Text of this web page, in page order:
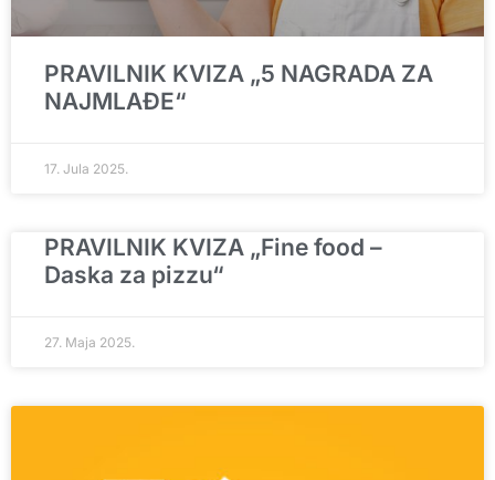
PRAVILNIK KVIZA „5 NAGRADA ZA
NAJMLAĐE“
17. Jula 2025.
PRAVILNIK KVIZA „Fine food –
Daska za pizzu“
27. Maja 2025.